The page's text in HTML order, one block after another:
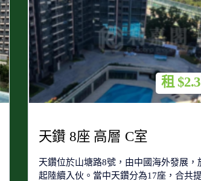
天鑽 8座 高層 C室
天鑽位於山塘路8號，由中國海外發展，
起陸續入伙。當中天鑽分為17座，合共
租